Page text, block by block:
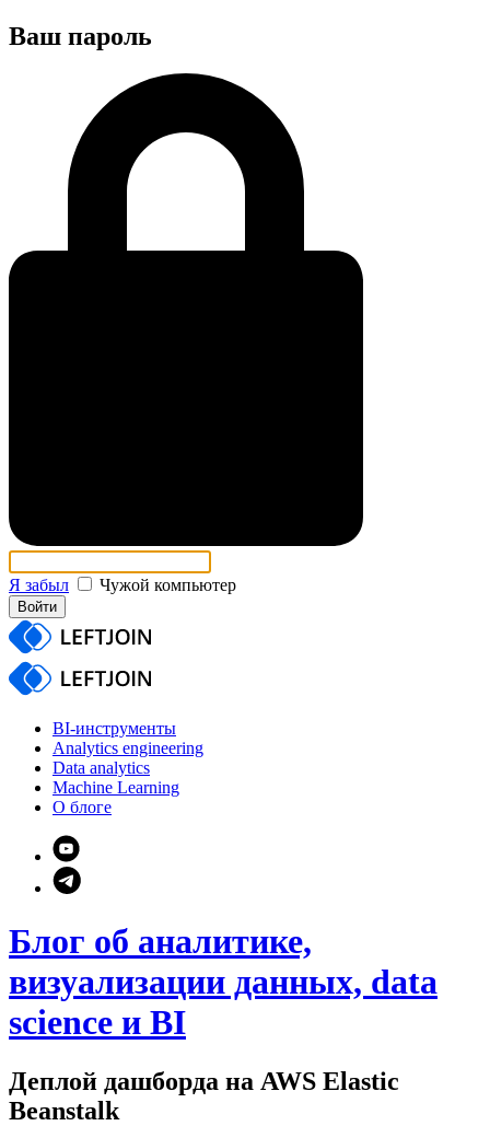
Ваш пароль
Я забыл Чужой компьютер
Войти
BI-инструменты
Analytics engineering
Data analytics
Machine Learning
О блоге
Блог об аналитике,
визуализации данных, data
science и BI
Деплой дашборда на AWS Elastic
Beanstalk